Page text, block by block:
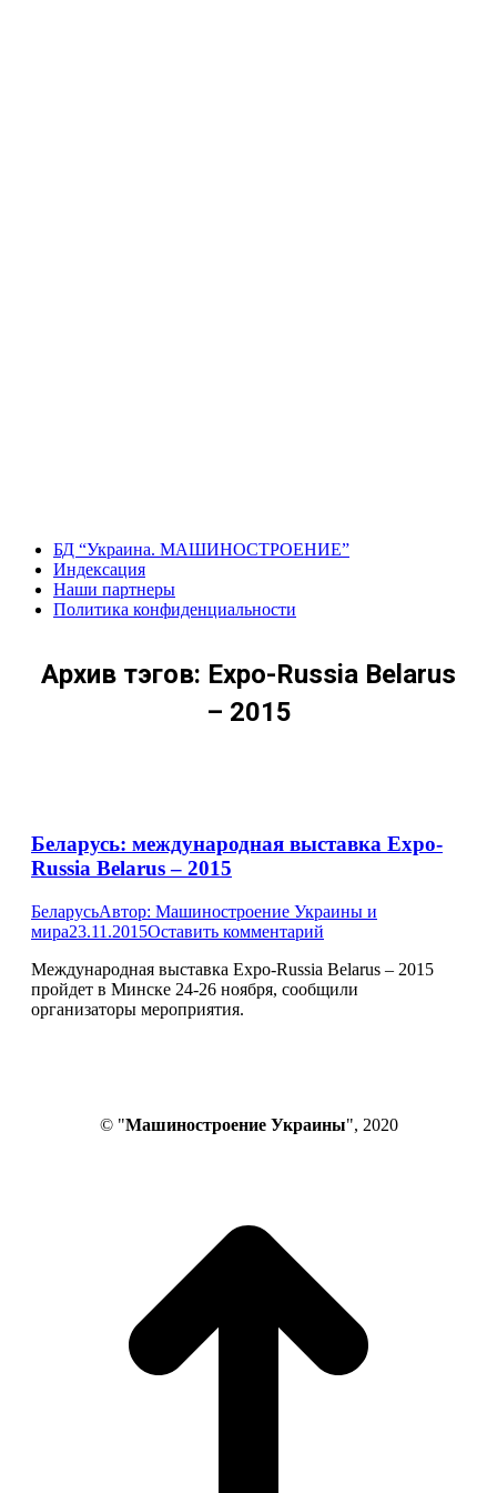
содержанию
БД “Украина. МАШИНОСТРОЕНИЕ”
Индекcация
Наши партнеры
Политика конфиденциальности
Архив тэгов: Expo-Russia Belarus
– 2015
Беларусь: международная выставка Expo-
Russia Belarus – 2015
БеларусьАвтор: Машиностроение Украины и
мира23.11.2015Оставить комментарий
Международная выставка Expo-Russia Belarus – 2015
пройдет в Минске 24-26 ноября, сообщили
организаторы мероприятия.
© "Машиностроение Украины", 2020